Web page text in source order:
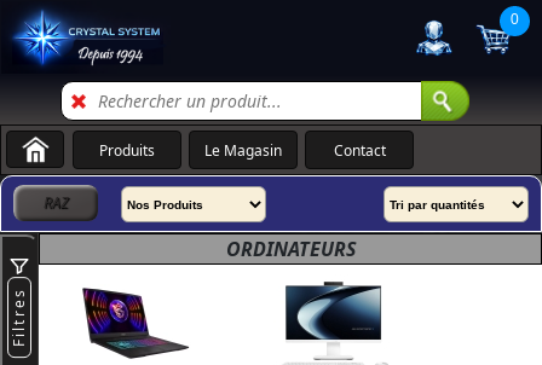
0
Produits Le Magasin Contact
Filtres
ORDINATEURS